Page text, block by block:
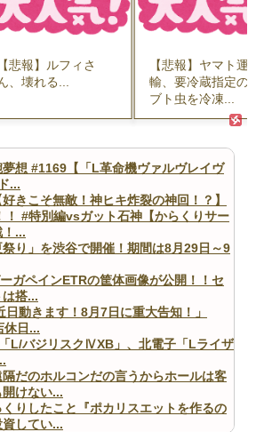
【悲報】ルフィさ
、壊れる...
【悲報】ヤマト運
輸、要冷蔵指定の
ブト虫を冷凍...
想 #1169【「L革命機ヴァルヴレイヴ
...
きこそ無敵！神ヒキ炸裂の神回！？】
！ #特別編vsガット石神【からくりサー
...
り」を渋谷で開催！期間は8月29日～9
ガペインETRの筐体画像が公開！！セ
搭...
日動きます！8月7日に重大告知！」
日...
L/バジリスクⅣXB」、北電子「Lライザ
だのホルコンだの言うからホールは客
けない...
りしたこと『ポカリスエットを作るの
してい...